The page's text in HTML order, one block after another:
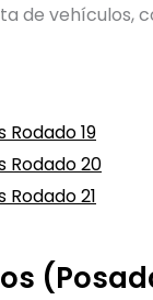
de vehículos,
Rodado 19
Rodado 20
21